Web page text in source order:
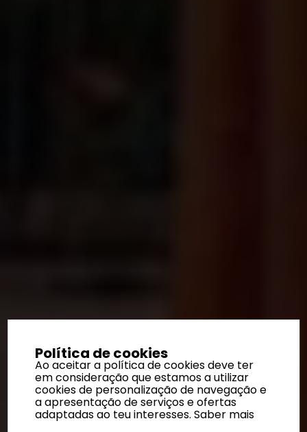
Política de cookies
Ao aceitar a política de cookies deve ter
em consideração que estamos a utilizar
cookies de personalização de navegação e
a apresentação de serviços e ofertas
adaptadas ao teu interesses.Saber mais